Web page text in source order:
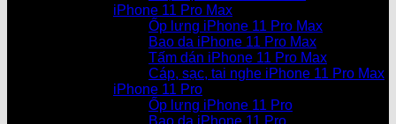
iPhone 11 Pro Max
Ốp lưng iPhone 11 Pro Max
Bao da iPhone 11 Pro Max
Tấm dán iPhone 11 Pro Max
Cáp, sạc, tai nghe iPhone 11 Pro Max
iPhone 11 Pro
Ốp lưng iPhone 11 Pro
Bao da iPhone 11 Pro